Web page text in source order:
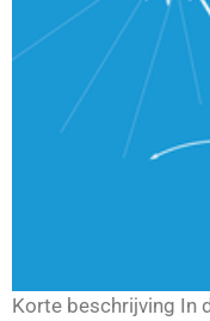
Korte beschrijving In